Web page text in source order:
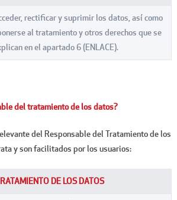
rectificar y suprimir los datos, así como
al tratamiento y otros derechos que se
en el apartado 6 (ENLACE).
del tratamiento de los datos?
del Responsable del Tratamiento de los
y son facilitados por los usuarios:
DE LOS DATOS